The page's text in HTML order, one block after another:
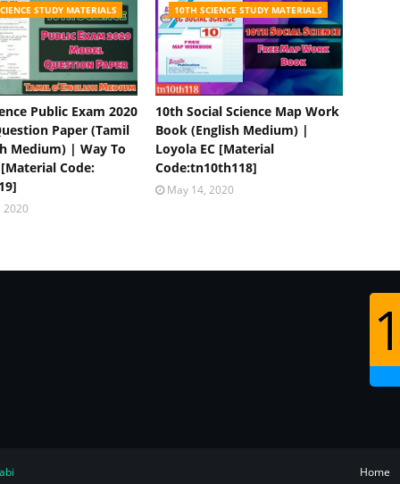
STUDY MATERIALS
Public Exam 2020
Paper (Tamil
Medium) | Way To
[Material Code:
2020
10TH SCIENCE STUDY MATERIALS
10th Social Science Map Work
Book (English Medium) |
Loyola EC [Material
Code:tn10th118]
May 14, 2020
Home